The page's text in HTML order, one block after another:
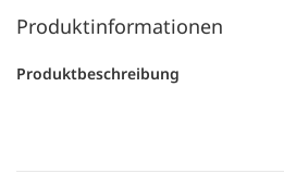
Produktinformationen
Produktbeschreibung